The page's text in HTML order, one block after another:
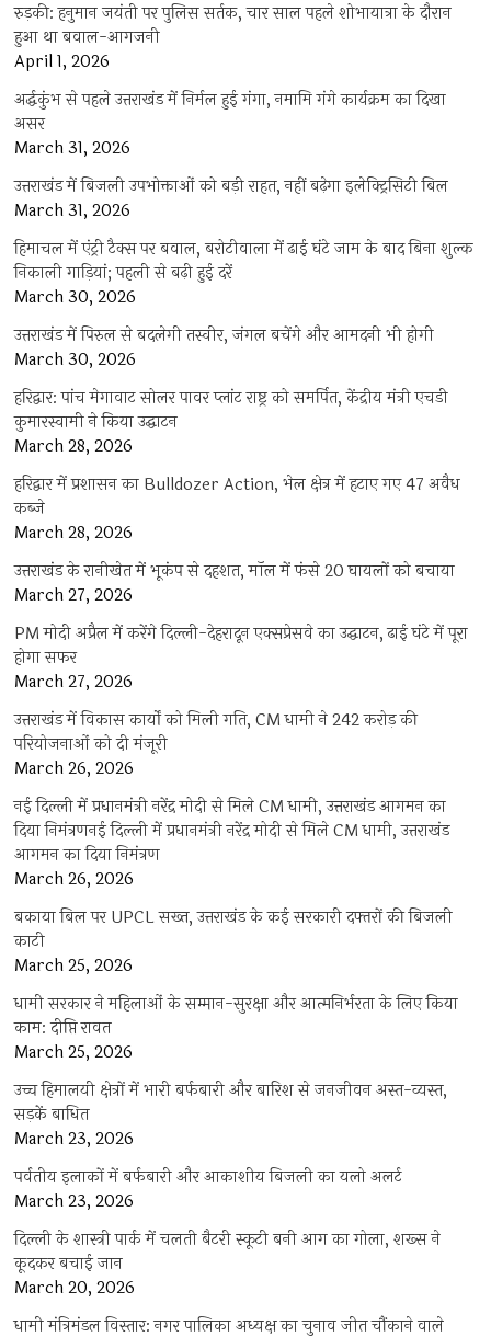
रुड़की: हनुमान जयंती पर पुलिस सर्तक, चार साल पहले शोभायात्रा के दौरान
हुआ था बवाल-आगजनी
April 1, 2026
अर्द्धकुंभ से पहले उत्तराखंड में निर्मल हुई गंगा, नमामि गंगे कार्यक्रम का दिखा
असर
March 31, 2026
उत्तराखंड में बिजली उपभोक्ताओं को बड़ी राहत, नहीं बढ़ेगा इलेक्ट्रिसिटी बिल
March 31, 2026
हिमाचल में एंट्री टैक्स पर बवाल, बरोटीवाला में ढाई घंटे जाम के बाद बिना शुल्क
निकाली गाड़ियां; पहली से बढ़ी हुई दरें
March 30, 2026
उत्तराखंड में पिरुल से बदलेगी तस्वीर, जंगल बचेंगे और आमदनी भी होगी
March 30, 2026
हरिद्वार: पांच मेगावाट सोलर पावर प्लांट राष्ट्र को समर्पित, केंद्रीय मंत्री एचडी
कुमारस्वामी ने किया उद्घाटन
March 28, 2026
हरिद्वार में प्रशासन का Bulldozer Action, भेल क्षेत्र में हटाए गए 47 अवैध
कब्जे
March 28, 2026
उत्तराखंड के रानीखेत में भूकंप से दहशत, मॉल में फंसे 20 घायलों को बचाया
March 27, 2026
PM मोदी अप्रैल में करेंगे दिल्ली-देहरादून एक्सप्रेसवे का उद्घाटन, ढाई घंटे में पूरा
होगा सफर
March 27, 2026
उत्तराखंड में विकास कार्यों को मिली गति, CM धामी ने 242 करोड़ की
परियोजनाओं को दी मंजूरी
March 26, 2026
नई दिल्ली में प्रधानमंत्री नरेंद्र मोदी से मिले CM धामी, उत्तराखंड आगमन का
दिया निमंत्रणनई दिल्ली में प्रधानमंत्री नरेंद्र मोदी से मिले CM धामी, उत्तराखंड
आगमन का दिया निमंत्रण
March 26, 2026
बकाया बिल पर UPCL सख्त, उत्तराखंड के कई सरकारी दफ्तरों की बिजली
काटी
March 25, 2026
धामी सरकार ने महिलाओं के सम्मान-सुरक्षा और आत्मनिर्भरता के लिए किया
काम: दीप्ति रावत
March 25, 2026
उच्च हिमालयी क्षेत्रों में भारी बर्फबारी और बारिश से जनजीवन अस्त-व्यस्त,
सड़कें बाधित
March 23, 2026
पर्वतीय इलाकों में बर्फबारी और आकाशीय बिजली का यलो अलर्ट
March 23, 2026
दिल्ली के शास्त्री पार्क में चलती बैटरी स्कूटी बनी आग का गोला, शख्स ने
कूदकर बचाई जान
March 20, 2026
धामी मंत्रिमंडल विस्तार: नगर पालिका अध्यक्ष का चुनाव जीत चौंकाने वाले